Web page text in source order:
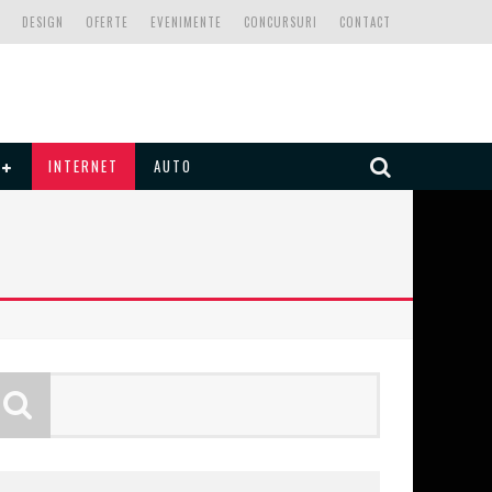
CONTACT
CONCURSURI
EVENIMENTE
OFERTE
DESIGN
INTERNET AUTO